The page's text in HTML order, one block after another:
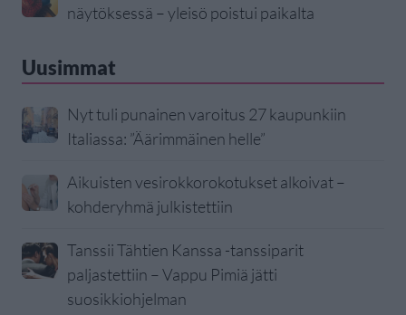
näytöksessä – yleisö poistui paikalta
Uusimmat
Nyt tuli punainen varoitus 27 kaupunkiin
Italiassa: ”Äärimmäinen helle”
Aikuisten vesirokkorokotukset alkoivat –
kohderyhmä julkistettiin
Tanssii Tähtien Kanssa -tanssiparit
paljastettiin – Vappu Pimiä jätti
suosikkiohjelman